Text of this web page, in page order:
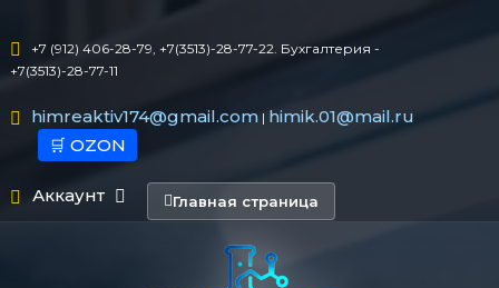
+7 (912) 406-28-79, +7(3513)-28-77-22. Бухгалтерия -
+7(3513)-28-77-11
himreaktiv174@gmail.com| himik.01@mail.ru
🛒 OZON
Аккаунт Главная страница